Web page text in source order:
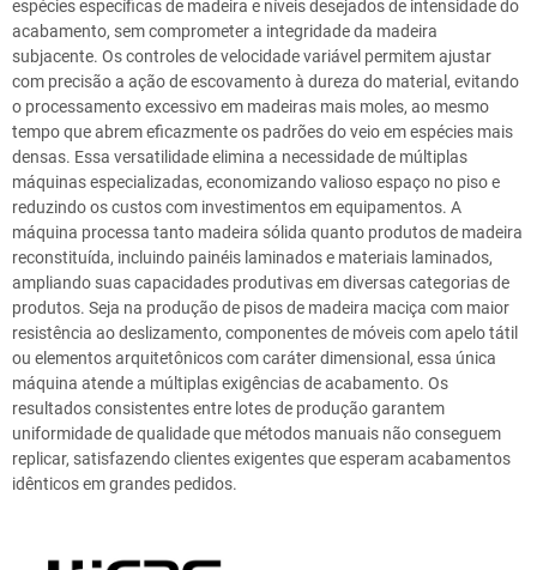
espécies específicas de madeira e níveis desejados de intensidade do
acabamento, sem comprometer a integridade da madeira
subjacente. Os controles de velocidade variável permitem ajustar
com precisão a ação de escovamento à dureza do material, evitando
o processamento excessivo em madeiras mais moles, ao mesmo
tempo que abrem eficazmente os padrões do veio em espécies mais
densas. Essa versatilidade elimina a necessidade de múltiplas
máquinas especializadas, economizando valioso espaço no piso e
reduzindo os custos com investimentos em equipamentos. A
máquina processa tanto madeira sólida quanto produtos de madeira
reconstituída, incluindo painéis laminados e materiais laminados,
ampliando suas capacidades produtivas em diversas categorias de
produtos. Seja na produção de pisos de madeira maciça com maior
resistência ao deslizamento, componentes de móveis com apelo tátil
ou elementos arquitetônicos com caráter dimensional, essa única
máquina atende a múltiplas exigências de acabamento. Os
resultados consistentes entre lotes de produção garantem
uniformidade de qualidade que métodos manuais não conseguem
replicar, satisfazendo clientes exigentes que esperam acabamentos
idênticos em grandes pedidos.